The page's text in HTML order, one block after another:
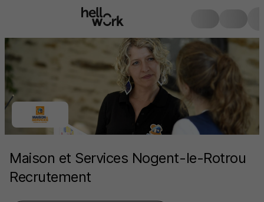
Maison et Services Nogent-le-Rotrou
Recrutement